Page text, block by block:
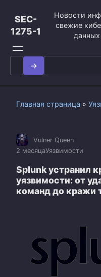
контенту
SEC-
1275-1
Новости
свежие
Search
for:
Главная страница »
Vulner Queen
2 месяцаУязвимости
Splunk устранил
уязвимости: от
команд до кражи